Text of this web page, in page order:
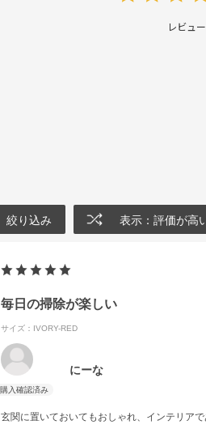
レビュ
絞り込み 表示：評価が高
毎日の掃除が楽しい
サイズ：IVORY-RED
にーな
玄関に置いておいてもおしゃれ、インテリア